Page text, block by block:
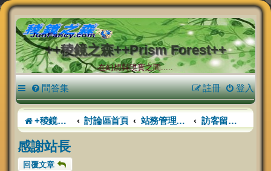
++稜鏡之森++Prism Forest++
在幻想與現實之間.....
問答集 登入
註冊
+稜鏡之森+ 討論區首頁 站務管理中心 訪客留言區（測試開放試行）
感謝站長
回覆文章